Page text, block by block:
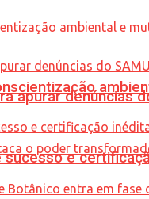
apurar denúncias
e